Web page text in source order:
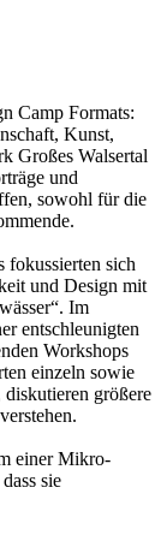
Camp Formats:
Kunst,
Großes Walsertal
und
sowohl für die
sich
und Design mit
Im
entschleunigten
Workshops
einzeln sowie
größere
einer Mikro-
sie